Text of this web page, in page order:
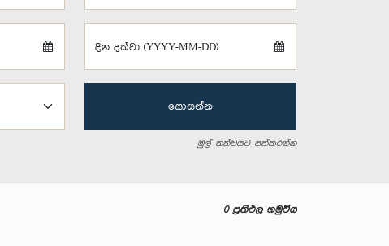
දින දක්වා (YYYY-MM-DD)
සොයන්න
මුල් තත්වයට පත්කරන්න
0 ප්‍රතිඵල හමුවිය